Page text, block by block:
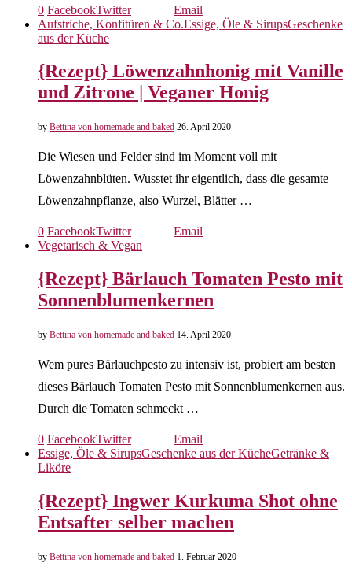
0 FacebookTwitter
Email
Aufstriche, Konfitüren & Co.Essige, Öle & SirupsGeschenke
aus der Küche
{Rezept} Löwenzahnhonig mit Vanille
und Zitrone | Veganer Honig
by Bettina von homemade and baked 26. April 2020
Die Wiesen und Felder sind im Moment voll mit
Löwenzahnblüten. Wusstet ihr eigentlich, dass die gesamte
Löwenzahnpflanze, also Wurzel, Blätter …
0 FacebookTwitter
Email
Vegetarisch & Vegan
{Rezept} Bärlauch Tomaten Pesto mit
Sonnenblumenkernen
by Bettina von homemade and baked 14. April 2020
Wem pures Bärlauchpesto zu intensiv ist, probiert am besten
dieses Bärlauch Tomaten Pesto mit Sonnenblumenkernen aus.
Durch die Tomaten schmeckt …
0 FacebookTwitter
Email
Essige, Öle & SirupsGeschenke aus der KücheGetränke &
Liköre
{Rezept} Ingwer Kurkuma Shot ohne
Entsafter selber machen
by Bettina von homemade and baked 1. Februar 2020